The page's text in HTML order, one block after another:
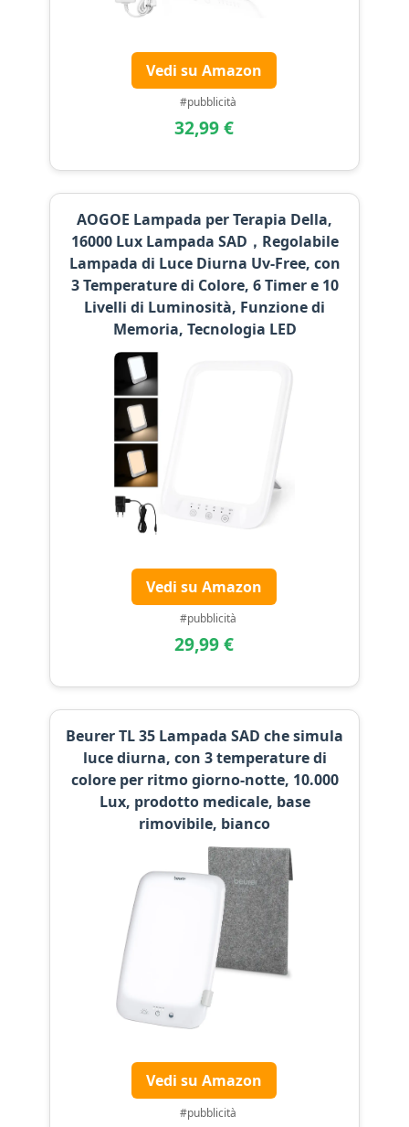
Vedi su Amazon
#pubblicità
32,99 €
AOGOE Lampada per Terapia Della,
16000 Lux Lampada SAD，Regolabile
Lampada di Luce Diurna Uv-Free, con
3 Temperature di Colore, 6 Timer e 10
Livelli di Luminosità, Funzione di
Memoria, Tecnologia LED
Vedi su Amazon
#pubblicità
29,99 €
Beurer TL 35 Lampada SAD che simula
luce diurna, con 3 temperature di
colore per ritmo giorno-notte, 10.000
Lux, prodotto medicale, base
rimovibile, bianco
Vedi su Amazon
#pubblicità